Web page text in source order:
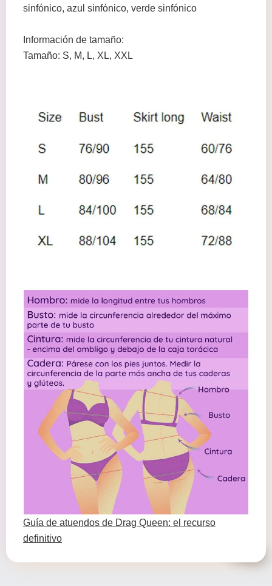
sinfónico, azul sinfónico, verde sinfónico
Información de tamaño:
Tamaño: S, M, L, XL, XXL
Guía de atuendos de Drag Queen: el recurso
definitivo